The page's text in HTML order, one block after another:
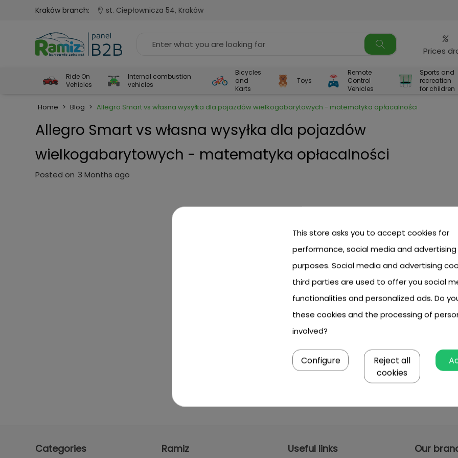
Kraków branch: st. Ciepłownicza 54, Kraków
%
Prices
Ride On
Vehicles
Internal combustion
vehicles
Bicycles
and
Karts
Toys
Remote
Control
Vehicles
Sports and
recreation
for children
Home > Blog > Allegro Smart vs własna wysyłka dla pojazdów wielkogabarytowych - matematyka opłacalności
Allegro Smart vs własna wysyłka dla pojazdów
wielkogabarytowych - matematyka opłacalności
Posted on 3 Months ago
Categories Ramiz Useful links Our
This store asks you to accept cookies for
performance, social media and advertising
purposes. Social media and advertising
third parties are used to offer you social
functionalities and personalized ads. Do
these cookies and the processing of
involved?
Reject all
cookies
Configure